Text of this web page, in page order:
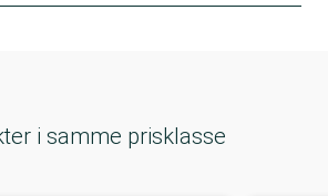
i samme prisklasse